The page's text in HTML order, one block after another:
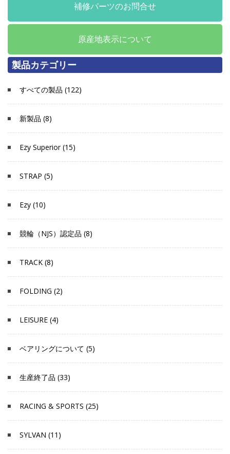
補修パーツのお問合せ
原産地表示について
製品カテゴリー
すべての製品 (122)
新製品 (8)
Ezy Superior (15)
STRAP (5)
Ezy (10)
競輪（NJS）認定品 (8)
TRACK (8)
FOLDING (2)
LEISURE (4)
ベアリングについて (5)
生産終了品 (33)
RACING & SPORTS (25)
SYLVAN (11)